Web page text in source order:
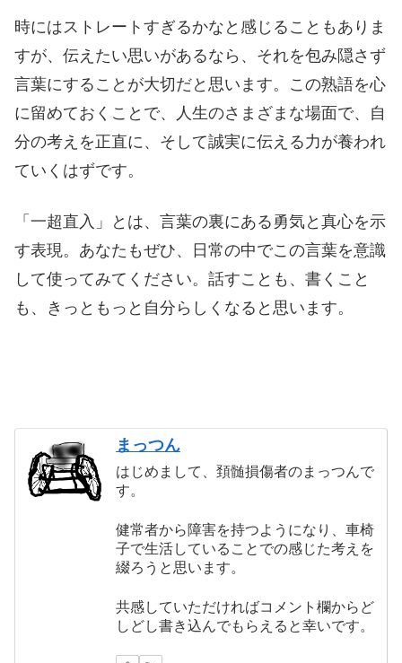
時にはストレートすぎるかなと感じることもありま
すが、伝えたい思いがあるなら、それを包み隠さず
言葉にすることが大切だと思います。この熟語を心
に留めておくことで、人生のさまざまな場面で、自
分の考えを正直に、そして誠実に伝える力が養われ
ていくはずです。
「一超直入」とは、言葉の裏にある勇気と真心を示
す表現。あなたもぜひ、日常の中でこの言葉を意識
して使ってみてください。話すことも、書くこと
も、きっともっと自分らしくなると思います。
まっつん
はじめまして、頚髄損傷者のまっつんで
す。
健常者から障害を持つようになり、車椅
子で生活していることでの感じた考えを
綴ろうと思います。
共感していただければコメント欄からど
しどし書き込んでもらえると幸いです。